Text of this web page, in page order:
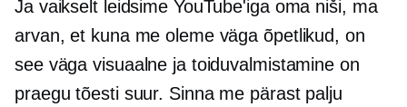
Ja vaikselt leidsime YouTube'iga oma niši, ma
arvan, et kuna me oleme väga õpetlikud, on
see väga visuaalne ja toiduvalmistamine on
praegu tõesti suur. Sinna me pärast palju